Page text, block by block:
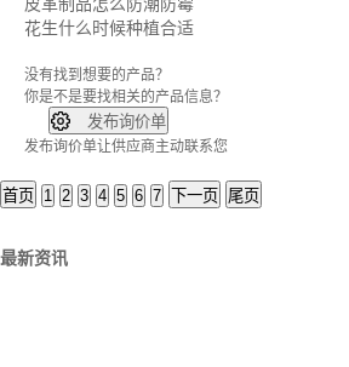
皮革制品怎么防潮防霉
花生什么时候种植合适
没有找到想要的产品？
你是不是要找相关的产品信息？
 发布询价单
发布询价单让供应商主动联系您
首页 1 2 3 4 5 6 7 下一页 尾页
最新资讯